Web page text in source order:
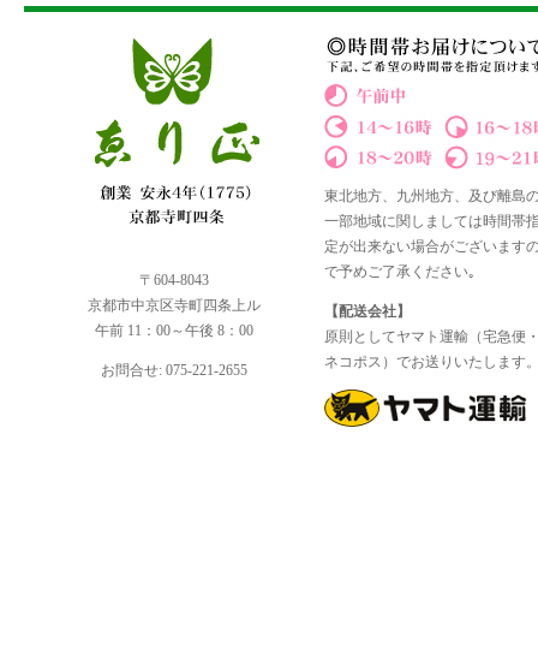
〒604-8043
京都市中京区寺町四条上ル
午前 11：00～午後 8：00
お問合せ: 075-221-2655
東北地方、九州地方、及び離島
一部地域に関しましては時間帯
定が出来ない場合がございます
で予めご了承ください｡
【配送会社】
原則としてヤマト運輸（宅急便
ネコポス）でお送りいたします